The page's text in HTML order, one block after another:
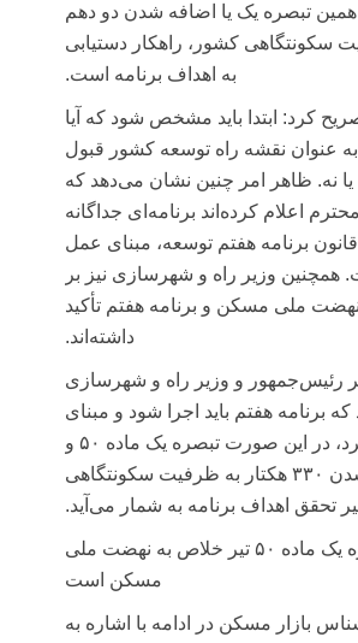
تبصره یک یا اضافه شدن دو دهم
سکونتگاهی کشور، راهکار دستیابی
به اهداف برنامه است.
کرد: ابتدا باید مشخص شود که آیا
به عنوان نقشه راه توسعه کشور قبول
یا نه. ظاهر امر چنین نشان می‌دهد که
اعلام کرده‌اند برنامه‌ای جداگانه
قانون برنامه هفتم توسعه، مبنای عمل
وزیر راه و شهرسازی نیز بر
ملی مسکن و برنامه هفتم تأکید
داشته‌اند.
رئیس‌جمهور و وزیر راه و شهرسازی
که برنامه هفتم باید اجرا شود و مبنای
دولت قرار گیرد، در این صورت تبصره یک ماده ۵۰ و
اضافه شدن ۳۳۰ هکتار به ظرفیت سکونتگاهی
تحقق اهداف برنامه به شمار می‌آید.
حذف تبصره یک ماده ۵۰ تیر خلاص به نهضت ملی
مسکن است
بازار مسکن در ادامه با اشاره به